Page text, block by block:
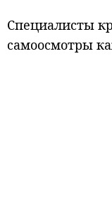
Специалисты
самоосмотры